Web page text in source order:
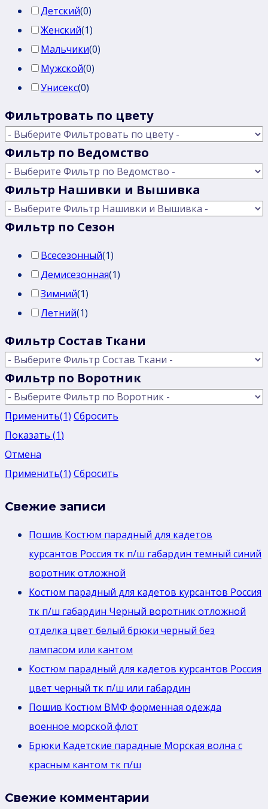
Детский(0)
Женский(1)
Мальчики(0)
Мужской(0)
Унисекс(0)
Фильтровать по цвету
Фильтр по Ведомство
Фильтр Нашивки и Вышивка
Фильтр по Сезон
Всесезонный(1)
Демисезонная(1)
Зимний(1)
Летний(1)
Фильтр Состав Ткани
Фильтр по Воротник
Применить(1) Сбросить
Показать (1)
Отмена
Применить(1) Сбросить
Свежие записи
Пошив Костюм парадный для кадетов
курсантов Россия тк п/ш габардин темный синий
воротник отложной
Костюм парадный для кадетов курсантов Россия
тк п/ш габардин Черный воротник отложной
отделка цвет белый брюки черный без
лaмпасом или кантом
Костюм парадный для кадетов курсантов Россия
цвет черный тк п/ш или габардин
Пошив Костюм ВМФ форменная одежда
военное морской флот
Брюки Кадетские парадные Морская волна с
красным кантом тк п/ш
Свежие комментарии